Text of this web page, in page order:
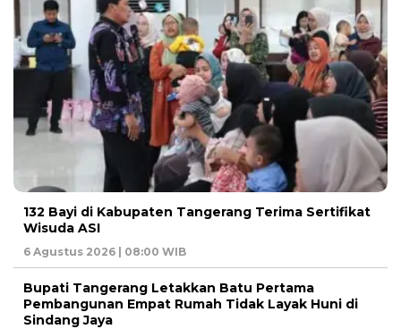
132 Bayi di Kabupaten Tangerang Terima Sertifikat
Wisuda ASI
6 Agustus 2026 | 08:00 WIB
Bupati Tangerang Letakkan Batu Pertama
Pembangunan Empat Rumah Tidak Layak Huni di
Sindang Jaya